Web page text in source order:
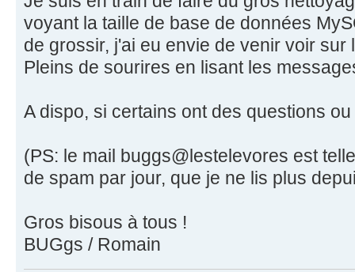
voyant la taille de base de données
de grossir, j'ai eu envie de venir voir sur
Pleins de sourires en lisant les
A dispo, si certains ont des questions
(PS: le mail buggs@lestelevores est
de spam par jour, que je ne lis plus
Gros bisous à tous !
BUGgs / Romain